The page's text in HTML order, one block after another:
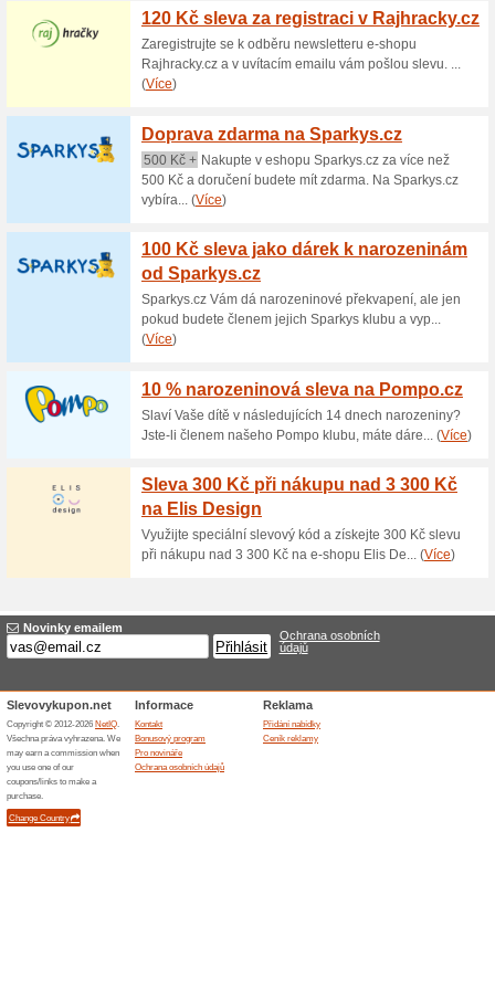
Aktuální slevy a
Doprava zdarma
100% fungovalo Akce
Nakupování online v
nákupech nad 3 000 Kč jsou
Neplaťte tak zbytečně
10 % sleva na
L
100% fungovalo Akce
Organizér Softshell Black s